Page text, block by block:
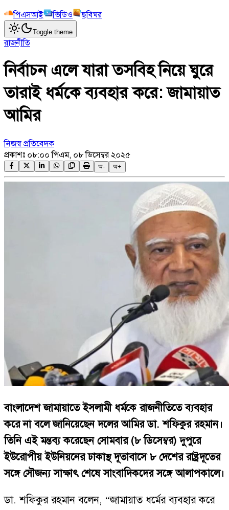
পিএসআই
ভিডিও ছবিঘর
Toggle theme
রাজনীতি
নির্বাচন এলে যারা তসবিহ নিয়ে ঘুরে
তারাই ধর্মকে ব্যবহার করে: জামায়াত
আমির
নিজস্ব প্রতিবেদক
প্রকাশঃ ০৮:০০ পিএম, ০৮ ডিসেম্বর ২০২৫
অ- অ+
বাংলাদেশ জামায়াতে ইসলামী ধর্মকে রাজনীতিতে ব্যবহার
করে না বলে জানিয়েছেন দলের আমির ডা. শফিকুর রহমান।
তিনি এই মন্তব্য করেছেন সোমবার (৮ ডিসেম্বর) দুপুরে
ইউরোপীয় ইউনিয়নের ঢাকাস্থ দূতাবাসে ৮ দেশের রাষ্ট্রদূতের
সঙ্গে সৌজন্য সাক্ষাৎ শেষে সাংবাদিকদের সঙ্গে আলাপকালে।
ডা. শফিকুর রহমান বলেন, “জামায়াত ধর্মের ব্যবহার করে